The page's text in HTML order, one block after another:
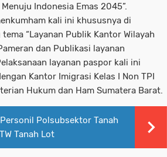
Indonesia Emas 2045”.
kali ini khususnya di
“Layanan Publik Kantor Wilayah
dan Publikasi layanan
layanan paspor kali ini
Kantor Imigrasi Kelas I Non TPI
Hukum dan Ham Sumatera Barat.
Polsubsektor Tanah
Tanah Lot